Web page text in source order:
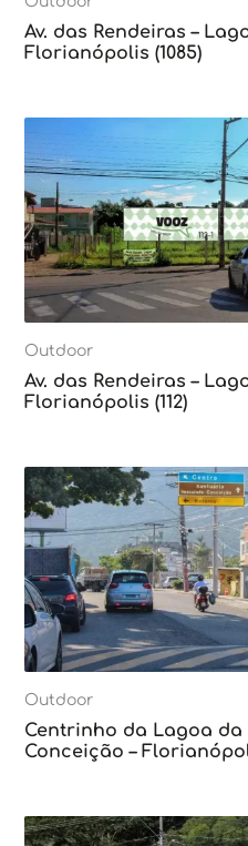
Av. das Rendeiras –
Florianópolis (1085)
Outdoor
Av. das Rendeiras –
Florianópolis (112)
Outdoor
Centrinho da Lagoa da
Conceição –